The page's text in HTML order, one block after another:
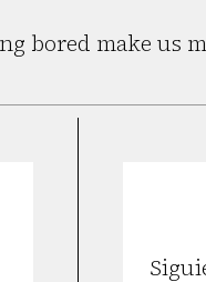
bored make us